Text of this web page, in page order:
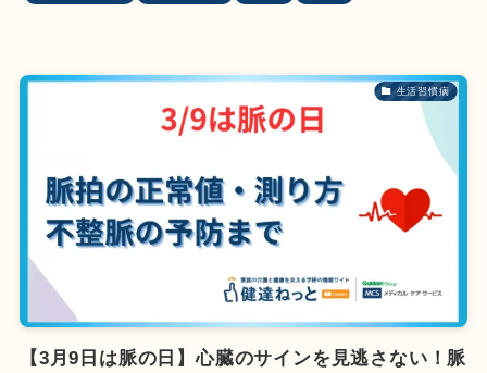
生活習慣病
【3月9日は脈の日】心臓のサインを見逃さない！脈